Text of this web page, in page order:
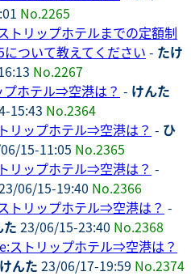
No.2265
トリップホテルまでの定額制
ついて教えてください - たけ
No.2267
プホテル⇒空港は？ - けんた
15:43 No.2364
リップホテル⇒空港は？ - ひ
15-11:05 No.2365
リップホテル⇒空港は？ -
06/15-19:40 No.2366
トリップホテル⇒空港は？ -
た 23/06/15-23:40 No.2368
ストリップホテル⇒空港は？
けんた 23/06/17-19:59 No.2374